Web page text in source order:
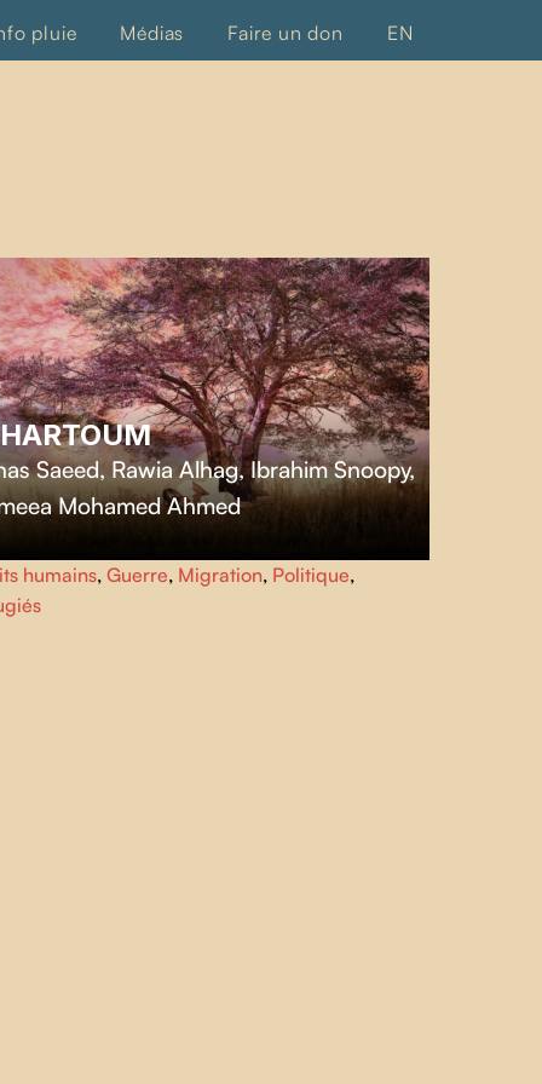
pluie Médias Faire un don EN
Saeed, Rawia Alhag, Ibrahim Snoopy,
Mohamed Ahmed
de quitter le Soudan pour l'Afrique de l'Est après
de la guerre, cinq citoyen.ne.s de Khartoum
leurs histoires de vie.
humains, Guerre, Migration, Politique,